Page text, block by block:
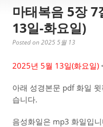
마태복음 5장 7
13일-화요일)
Posted on 2025 5월 13
2025년 5월 13일(화요일)
아래 성경본문 pdf 화일
습니다.
음성화일은 mp3 화일입